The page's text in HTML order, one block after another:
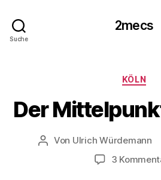
Suche
2mecs
KÖLN
Der
Beitragsautor
Von Ulrich Würdemann
3